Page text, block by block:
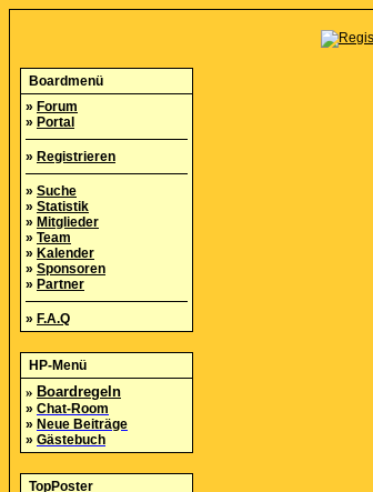
Boardmenü
» Forum
» Portal
» Registrieren
» Suche
» Statistik
» Mitglieder
» Team
» Kalender
» Sponsoren
» Partner
» F.A.Q
HP-Menü
» Boardregeln
» Chat-Room
» Neue Beiträge
» Gästebuch
TopPoster